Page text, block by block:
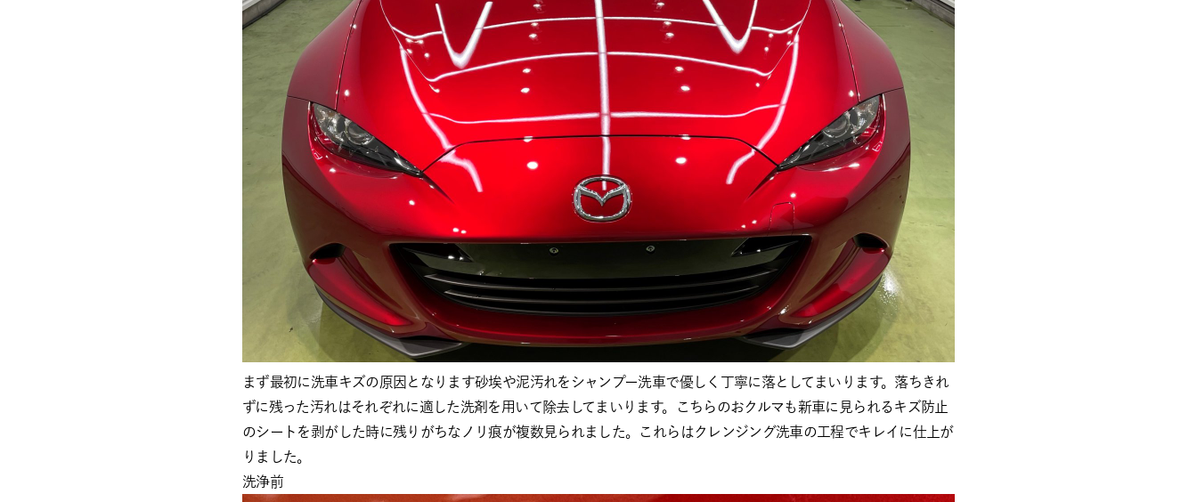
まず最初に洗車キズの原因となります砂埃や泥汚れをシャンプー洗車で優しく丁寧に落としてまいります。落ちきれ
ずに残った汚れはそれぞれに適した洗剤を用いて除去してまいります。こちらのおクルマも新車に見られるキズ防止
のシートを剥がした時に残りがちなノリ痕が複数見られました。これらはクレンジング洗車の工程でキレイに仕上が
りました。
洗浄前